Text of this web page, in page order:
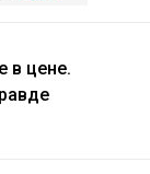
в цене.